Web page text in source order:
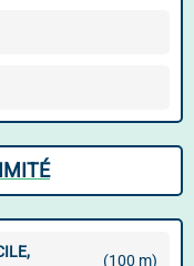
(100 m)